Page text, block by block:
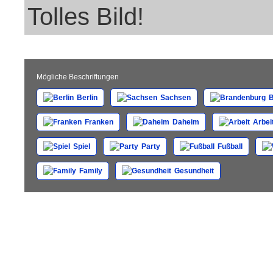
Tolles Bild!
Mögliche Beschriftungen
Berlin Sachsen
Franken Daheim
Spiel Party Fußball
Family Gesundheit